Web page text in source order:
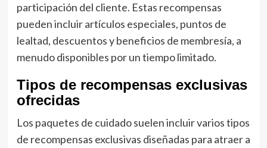
participación del cliente. Estas recompensas
pueden incluir artículos especiales, puntos de
lealtad, descuentos y beneficios de membresía, a
menudo disponibles por un tiempo limitado.
Tipos de recompensas exclusivas
ofrecidas
Los paquetes de cuidado suelen incluir varios tipos
de recompensas exclusivas diseñadas para atraer a